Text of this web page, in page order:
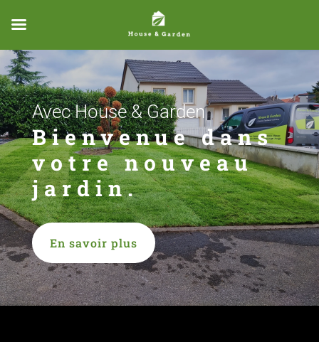
Avec House & Garden
Bienvenue dans
votre nouveau
jardin.
En savoir plus